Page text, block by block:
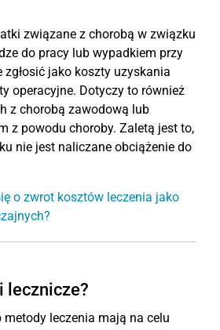
związane z chorobą w związku
do pracy lub wypadkiem przy
zgłosić jako koszty uzyskania
operacyjne. Dotyczy to również
z chorobą zawodową lub
z powodu choroby. Zaletą jest to,
nie jest naliczane obciążenie do
o zwrot kosztów leczenia jako
lecznicze?
leczenia mają na celu